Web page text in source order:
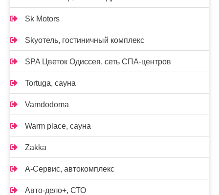
Sk Motors
Skyотель, гостиничный комплекс
SPA Цветок Одиссея, сеть СПА-центров
Tortuga, сауна
Vamdodoma
Warm place, сауна
Zakka
А-Сервис, автокомплекс
Авто-дело+, СТО